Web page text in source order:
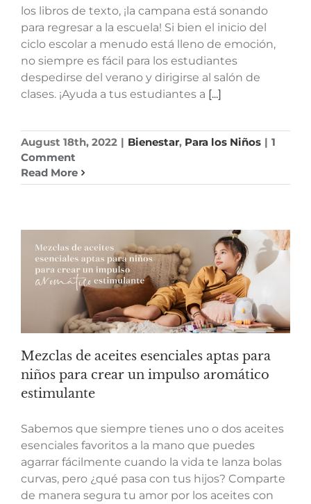
los libros de texto, ¡la campana está sonando
para regresar a la escuela! Si bien el inicio del
ciclo escolar a menudo está lleno de emoción,
no siempre es fácil para los estudiantes
despedirse del verano y dirigirse al salón de
clases. ¡Ayuda a tus estudiantes a [...]
August 18th, 2022 | Bienestar, Para los Niños | 1
Comment
Read More
Mezclas de aceites esenciales aptas para
niños para crear un impulso aromático
estimulante
Sabemos que siempre tienes uno o dos aceites
esenciales favoritos a la mano que puedes
agarrar fácilmente cuando la vida te lanza bolas
curvas, pero ¿qué pasa con tus hijos? Comparte
de manera segura tu amor por los aceites con